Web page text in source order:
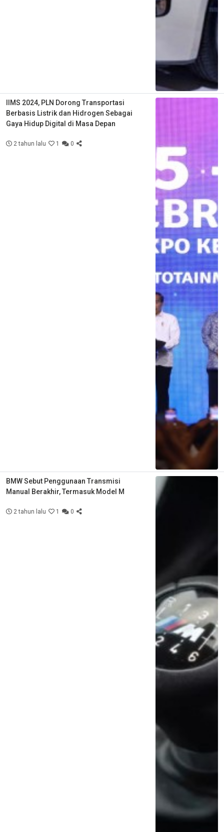
IIMS 2024, PLN Dorong Transportasi
Berbasis Listrik dan Hidrogen Sebagai
Gaya Hidup Digital di Masa Depan
2 tahun lalu 1 0
BMW Sebut Penggunaan Transmisi
Manual Berakhir, Termasuk Model M
2 tahun lalu 1 0